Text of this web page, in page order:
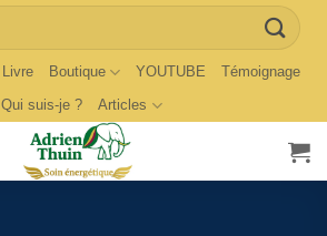
Livre Boutique YOUTUBE
Témoignage
Qui suis-je ?
Articles